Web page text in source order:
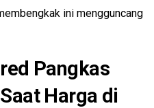
ini mengguncang
Pangkas
Harga di